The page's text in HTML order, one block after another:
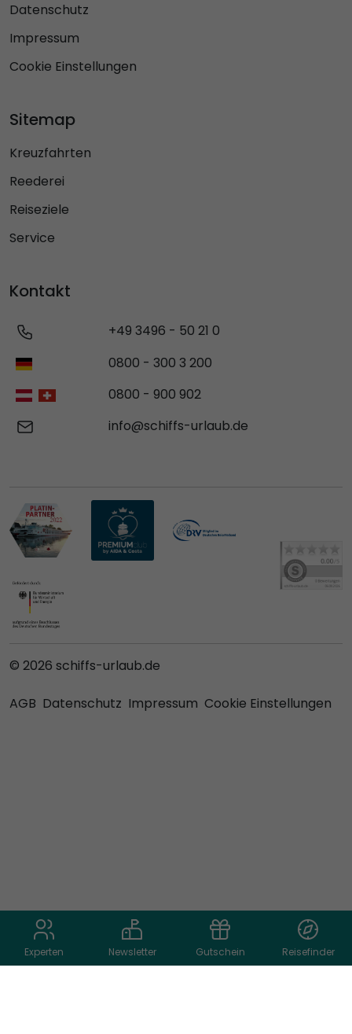
Experten Newsletter Gutschein Reisefinder
Datenschutz
Impressum
Cookie Einstellungen
Sitemap
Kreuzfahrten
Reederei
Reiseziele
Service
Kontakt
+49 3496 - 50 21 0
0800 - 300 3 200
0800 - 900 902
info@schiffs-urlaub.de
© 2026 schiffs-urlaub.de
AGB Datenschutz Impressum Cookie Einstellungen